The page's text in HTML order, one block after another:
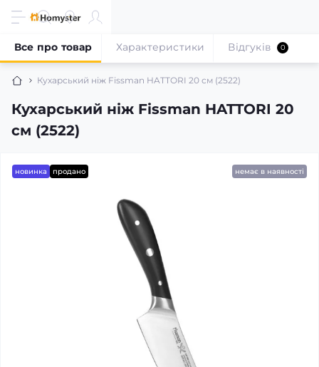
Кухарський ніж Fissman HATTORI 20 см (2522)
Кухарський ніж Fissman HATTORI 20
см (2522)
Все про товар Характеристики Відгуків 0
новинка продано немає в наявності